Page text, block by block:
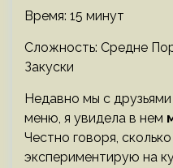
Время: 15 минут
Сложность: Средне
Закуски
Недавно мы с
меню, я увидела в нем
Честно говоря,
экспериментирую на